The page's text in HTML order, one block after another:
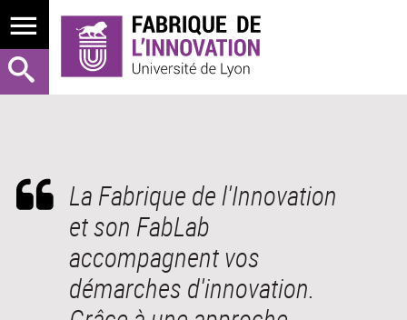
La Fabrique de l'Innovation
et son FabLab
accompagnent vos
démarches d'innovation.